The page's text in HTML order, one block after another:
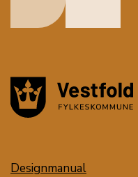
Designmanual